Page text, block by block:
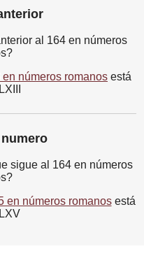
al 164 en números
en números romanos está
sigue al 164 en números
en números romanosestá